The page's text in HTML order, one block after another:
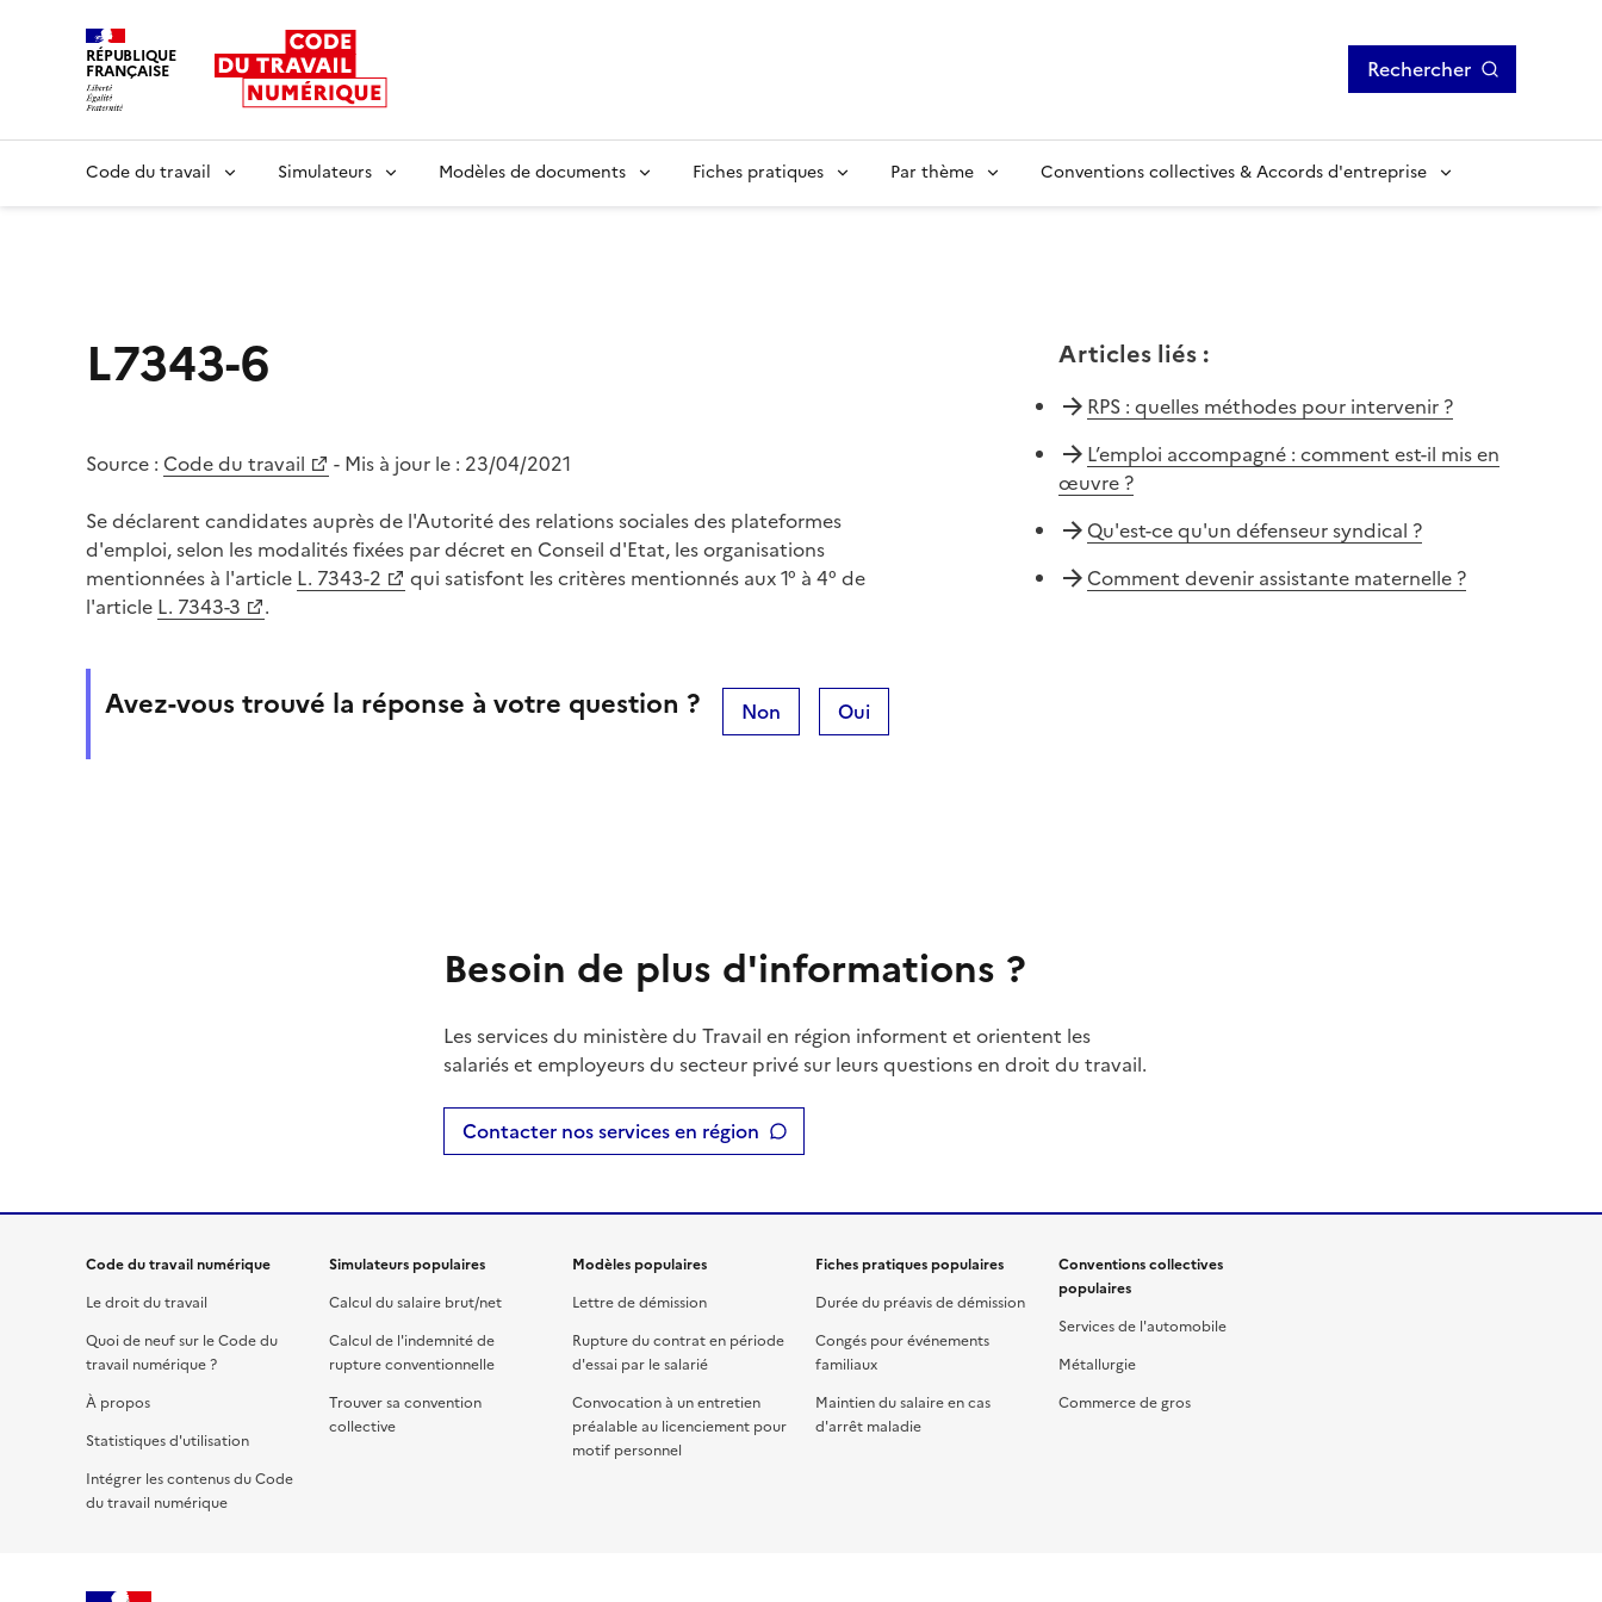
RÉPUBLIQUE
FRANÇAISE Rechercher
Code du travail Simulateurs Modèles de documents Fiches pratiques Par thème Conventions collectives & Accords d'entreprise
L7343-6
Source : Code du travail - Mis à jour le : 23/04/2021
Se déclarent candidates auprès de l'Autorité des relations sociales des plateformes
d'emploi, selon les modalités fixées par décret en Conseil d'Etat, les organisations
mentionnées à l'article L. 7343-2
qui satisfont les critères mentionnés aux 1° à 4° de
l'article L. 7343-3 .
Avez-vous trouvé la réponse à votre question ? Non Oui
Articles liés:
RPS : quelles méthodes pour intervenir ?
L’emploi accompagné : comment est-il mis en
œuvre ?
Qu'est-ce qu'un défenseur syndical ?
Comment devenir assistante maternelle ?
Besoin de plus d'informations ?
Les services du ministère du Travail en région informent et orientent les
salariés et employeurs du secteur privé sur leurs questions en droit du travail.
Contacter nos services en région
Code du travail numérique
Le droit du travail
Quoi de neuf sur le Code du
travail numérique ?
À propos
Statistiques d'utilisation
Intégrer les contenus du Code
du travail numérique
Simulateurs populaires
Calcul du salaire brut/net
Calcul de l'indemnité de
rupture conventionnelle
Trouver sa convention
collective
Modèles populaires
Lettre de démission
Rupture du contrat en période
d'essai par le salarié
Convocation à un entretien
préalable au licenciement pour
motif personnel
Fiches pratiques populaires
Durée du préavis de démission
Congés pour événements
familiaux
Maintien du salaire en cas
d'arrêt maladie
Conventions collectives
populaires
Services de l'automobile
Métallurgie
Commerce de gros